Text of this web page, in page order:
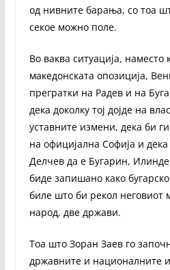
од нивните барања, со тоа
секое можно поле.
Во ваква ситуација, наместо
македонската опозиција,
прегратки на Радев и на
дека доколку тој дојде на
уставните измени, дека би
на официјална Софија и
Делчев да е Бугарин,
биде запишано како
биле што би рекол неговиот
народ, две држави.
Тоа што Зоран Заев го
државните и националните